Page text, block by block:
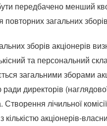
передбачено менший
загальних
зборів акціонерів
та персональний
загальними зборами
ради директорів
Створення лічильної
кількістю акціонерів-